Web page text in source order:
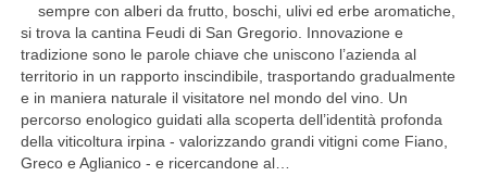
sempre con alberi da frutto, boschi, ulivi ed erbe aromatiche,
si trova la cantina Feudi di San Gregorio. Innovazione e
tradizione sono le parole chiave che uniscono l’azienda al
territorio in un rapporto inscindibile, trasportando gradualmente
e in maniera naturale il visitatore nel mondo del vino. Un
percorso enologico guidati alla scoperta dell’identità profonda
della viticoltura irpina - valorizzando grandi vitigni come Fiano,
Greco e Aglianico - e ricercandone al…